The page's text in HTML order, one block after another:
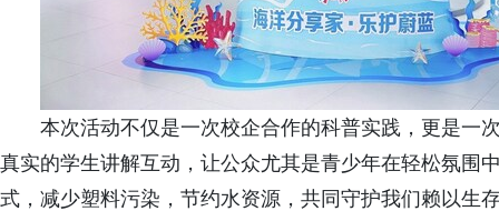
本次活动不仅是一次校企合作的科普实践，更是一
真实的学生讲解互动，让公众尤其是青少年在轻松氛围
式，减少塑料污染，节约水资源，共同守护我们赖以生